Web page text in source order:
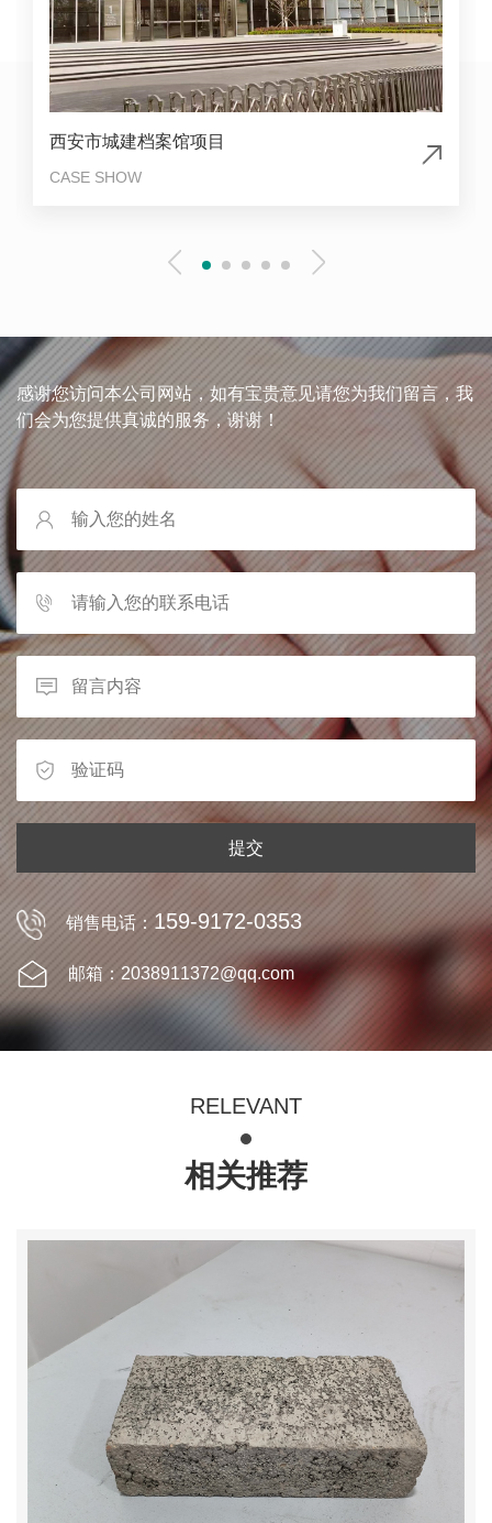
西安市城建档案馆项目
CASE SHOW
感谢您访问本公司网站，如有宝贵意见请您为我们留言，我
们会为您提供真诚的服务，谢谢！
提交
销售电话： 159-9172-0353
邮箱：2038911372@qq.com
RELEVANT
相关推荐